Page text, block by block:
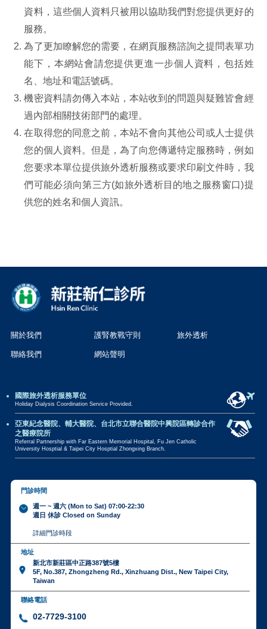
資料，這些個人資料只被用以協助我們對您提供更好的
服務。
為了更加瞭解您的需要，在網頁服務諮詢之提問表單功
能下，本網站會請您提供更進一步個人資料，包括姓
名、地址和電話號碼。
機密資料請勿傳入本站，本站收到的問題與疑難皆會經
過內部相關技術部門的處理。
在取得您的同意之前，本站不會向其他公司或人士提供
您的個人資料。但是，為了向您傳遞特定服務時，例如
您要求本單位提供旅外透析服務或要求印刷文件時，我
們可能必須向第三方(如旅外透析目的地之服務窗口)提
供您的姓名和個人資訊。
關於我們 護腎教戰守則 旅外透析
聯絡我們 網站聲明
國際旅外透析服務單位
Holiday Dialysis Coordination Service Provided.
亞東紀念醫院、輔大醫院、台北市立聯合醫院中興院區轉診合作
之醫療院所
Referral Partnership with Far Eastern Memorial Hospital, Fu Jen Catholic
University Hosptial & Taipei City Hosptial Zhongxing Branch.
門診時間
週一 ~ 週六 (Mon to Sat) 07:00-22:30
週日 休診 Closed on Sunday
詳細門診時段
地址
新北市新莊區中正路387號5樓
5F, No.387, Zhongzheng Rd., Xinzhuang Dist., New Taipei City,
Taiwan
聯絡電話
02-7729-3100